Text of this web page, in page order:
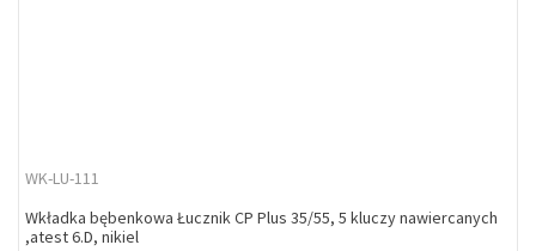
WK-LU-111
Wkładka bębenkowa Łucznik CP Plus 35/55, 5 kluczy nawiercanych
,atest 6.D, nikiel